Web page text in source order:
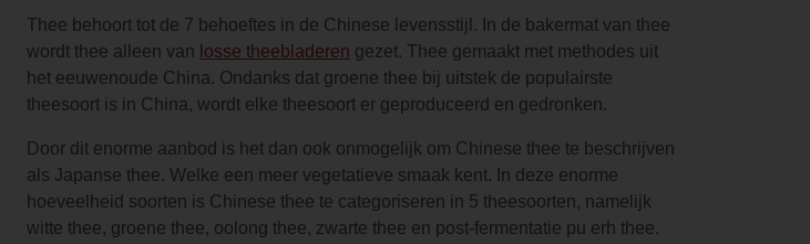
Thee behoort tot de 7 behoeftes in de Chinese levensstijl. In de bakermat van thee
wordt thee alleen van losse theebladeren gezet. Thee gemaakt met methodes uit
het eeuwenoude China. Ondanks dat groene thee bij uitstek de populairste
theesoort is in China, wordt elke theesoort er geproduceerd en gedronken.
Door dit enorme aanbod is het dan ook onmogelijk om Chinese thee te beschrijven
als Japanse thee. Welke een meer vegetatieve smaak kent. In deze enorme
hoeveelheid soorten is Chinese thee te categoriseren in 5 theesoorten, namelijk
witte thee, groene thee, oolong thee, zwarte thee en post-fermentatie pu erh thee.